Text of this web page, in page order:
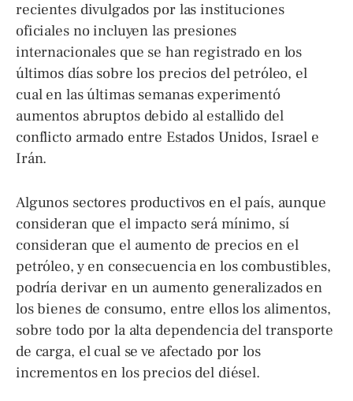
recientes divulgados por las instituciones
oficiales no incluyen las presiones
internacionales que se han registrado en los
últimos días sobre los precios del petróleo, el
cual en las últimas semanas experimentó
aumentos abruptos debido al estallido del
conflicto armado entre Estados Unidos, Israel e
Irán.
Algunos sectores productivos en el país, aunque
consideran que el impacto será mínimo, sí
consideran que el aumento de precios en el
petróleo, y en consecuencia en los combustibles,
podría derivar en un aumento generalizados en
los bienes de consumo, entre ellos los alimentos,
sobre todo por la alta dependencia del transporte
de carga, el cual se ve afectado por los
incrementos en los precios del diésel.